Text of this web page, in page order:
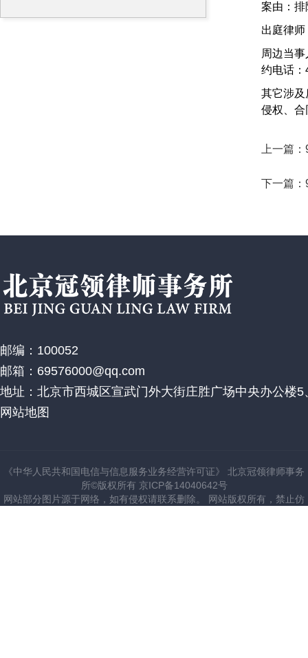
案由：排
出庭律
周边当
约电话
其它涉及
侵权、合
上一篇
下一篇
邮编：100052
邮箱：69576000@qq.com
地址：北京市西城区宣武门外大街庄胜广场中央办公楼5
网站地图
《中华人民共和国电信与信息服务业务经营许可证》 北京冠领律师事务
所©版权所有 京ICP备14040642号
网站部分图片源于网络，如有侵权请联系删除。 网站版权所有，禁止仿